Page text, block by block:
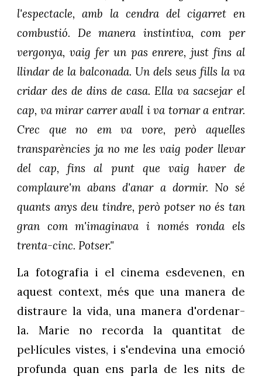
l'espectacle, amb la cendra del cigarret en
combustió. De manera instintiva, com per
vergonya, vaig fer un pas enrere, just fins al
llindar de la balconada. Un dels seus fills la va
cridar des de dins de casa. Ella va sacsejar el
cap, va mirar carrer avall i va tornar a entrar.
Crec que no em va vore, però aquelles
transparències ja no me les vaig poder llevar
del cap, fins al punt que vaig haver de
complaure'm abans d'anar a dormir. No sé
quants anys deu tindre, però potser no és tan
gran com m'imaginava i només ronda els
trenta-cinc. Potser."
La fotografia i el cinema esdevenen, en
aquest context, més que una manera de
distraure la vida, una manera d'ordenar-
la. Marie no recorda la quantitat de
pel·lícules vistes, i s'endevina una emoció
profunda quan ens parla de les nits de